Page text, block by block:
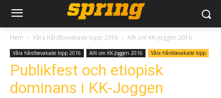
Hem Våra hårdbevakade lopp 2016 Allt om KK-Joggen 2016
Våra hårdbevakade lopp 2016 Allt om KK-Joggen 2016 Våra hårdbevakade lopp
Publikfest och etiopisk
dominans i KK-Joggen